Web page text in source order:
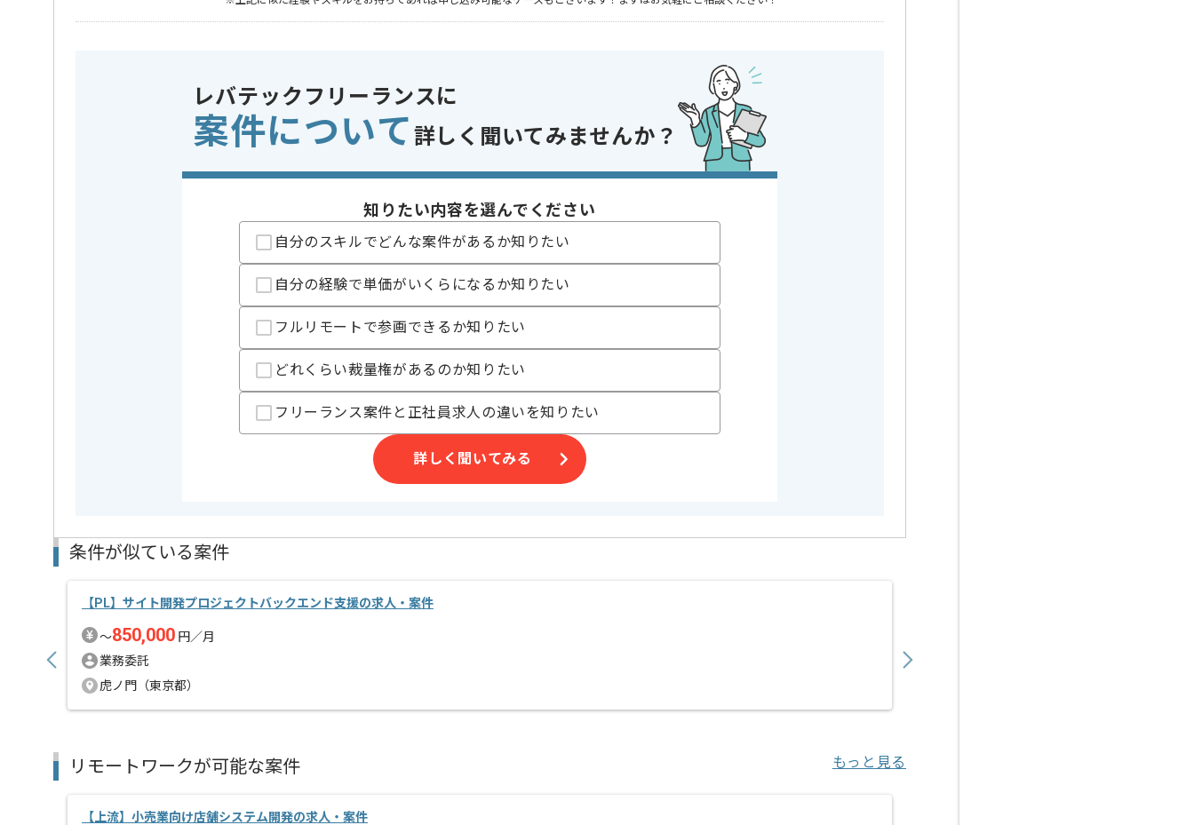
アプリケーション
サーバー
Tomcat
Webサーバー Apache
レバテック実績ありの企業です｡
1か月に1度納期があり、開発サイクルが早い為、
開発スキルをより向上させたいという方におすすめでございます。
基本設計以降の経験が2年以上ある方にマッチします。
レバテックフリーランスに
案件について 詳しく聞いてみませんか？
知りたい内容を選んでください
自分のスキルでどんな案件があるか知りたい
自分の経験で単価がいくらになるか知りたい
フルリモートで参画できるか知りたい
どれくらい裁量権があるのか知りたい
フリーランス案件と正社員求人の違いを知りたい
詳しく聞いてみる
条件が似ている案件
【PL】サイト開発プロジェクトバックエンド支援の求人・案件
〜850,000 円／月
業務委託
虎ノ門（東京都）
リモートワークが可能な案件 もっと見る
【上流】小売業向け店舗システム開発の求人・案件